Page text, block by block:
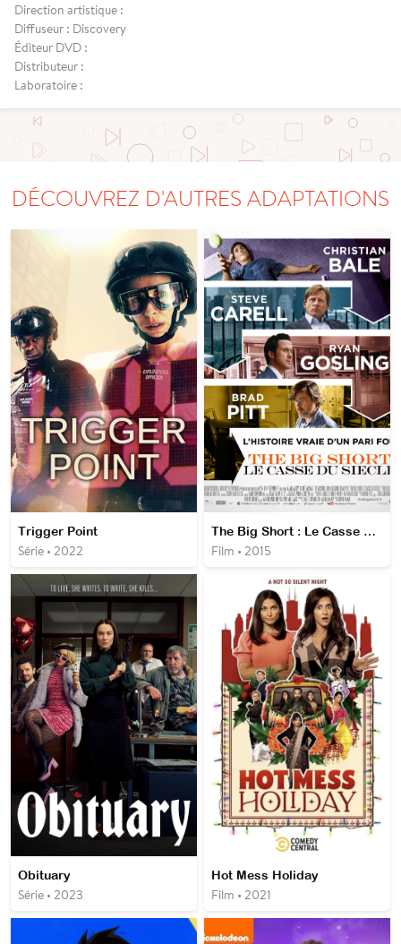
Direction artistique :
Diffuseur : Discovery
Éditeur DVD :
Distributeur :
Laboratoire :
DÉCOUVREZ D'AUTRES ADAPTATIONS
Trigger Point
Série • 2022
The Big Short : Le Casse du siècle
Film • 2015
Obituary
Série • 2023
Hot Mess Holiday
Film • 2021